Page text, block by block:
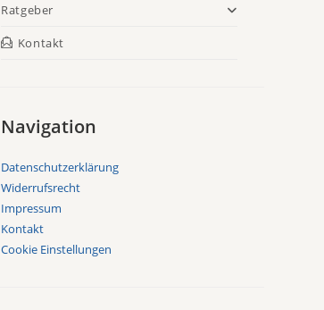
Ratgeber
Kontakt
Navigation
Datenschutzerklärung
Widerrufsrecht
Impressum
Kontakt
Cookie Einstellungen